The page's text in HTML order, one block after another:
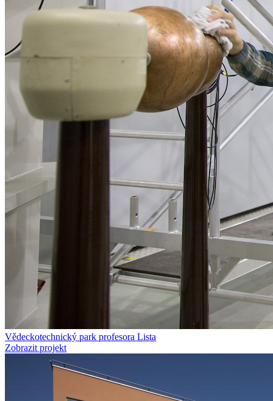
Vědeckotechnický park profesora Lista
Zobrazit projekt